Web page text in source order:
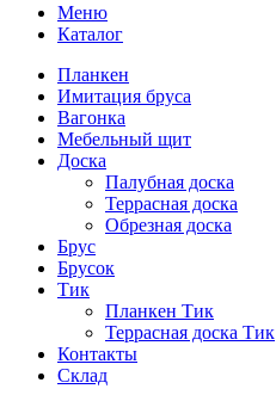
Меню
Каталог
Планкен
Имитация бруса
Вагонка
Мебельный щит
Доска
Палубная доска
Террасная доска
Обрезная доска
Брус
Брусок
Тик
Планкен Тик
Террасная доска Тик
Контакты
Склад